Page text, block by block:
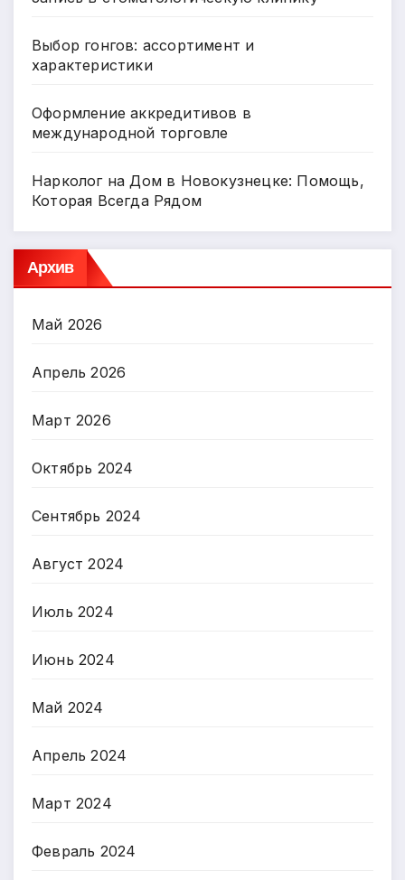
Выбор гонгов: ассортимент и
характеристики
Оформление аккредитивов в
международной торговле
Нарколог на Дом в Новокузнецке: Помощь,
Которая Всегда Рядом
Архив
Май 2026
Апрель 2026
Март 2026
Октябрь 2024
Сентябрь 2024
Август 2024
Июль 2024
Июнь 2024
Май 2024
Апрель 2024
Март 2024
Февраль 2024